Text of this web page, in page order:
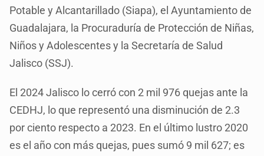
Potable y Alcantarillado (Siapa), el Ayuntamiento de
Guadalajara, la Procuraduría de Protección de Niñas,
Niños y Adolescentes y la Secretaría de Salud
Jalisco (SSJ).
El 2024 Jalisco lo cerró con 2 mil 976 quejas ante la
CEDHJ, lo que representó una disminución de 2.3
por ciento respecto a 2023. En el último lustro 2020
es el año con más quejas, pues sumó 9 mil 627; es